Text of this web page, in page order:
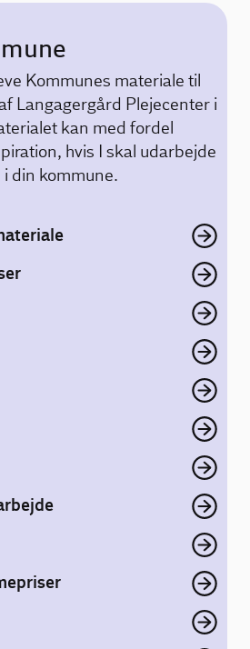
Kommunes materiale til
Langagergård Plejecenter i
kan med fordel
hvis I skal udarbejde
din kommune.